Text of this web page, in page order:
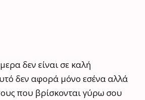
δεν είναι σε καλή
δεν αφορά μόνο εσένα αλλά
που βρίσκονται γύρω σου